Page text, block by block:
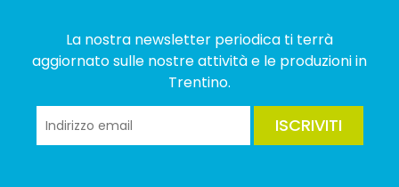
La nostra newsletter periodica ti terrà
aggiornato sulle nostre attività e le produzioni in
Trentino.
ISCRIVITI